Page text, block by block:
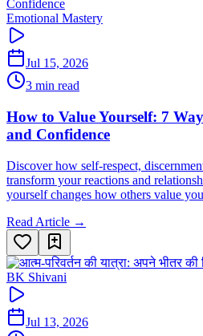
Emotional Mastery
Jul 15, 2026
3 min read
How to Value Yourself: 7
and Confidence
Discover how self-respect,
transform your reactions and
yourself changes how others value
Read Article →
BK Shivani
Jul 13, 2026